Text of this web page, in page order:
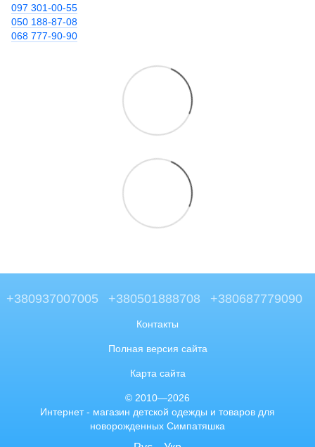
097 301-00-55
050 188-87-08
068 777-90-90
+380937007005 +380501888708 +380687779090
Контакты
Полная версия сайта
Карта сайта
© 2010—2026
Интернет - магазин детской одежды и товаров для
новорожденных Симпатяшка